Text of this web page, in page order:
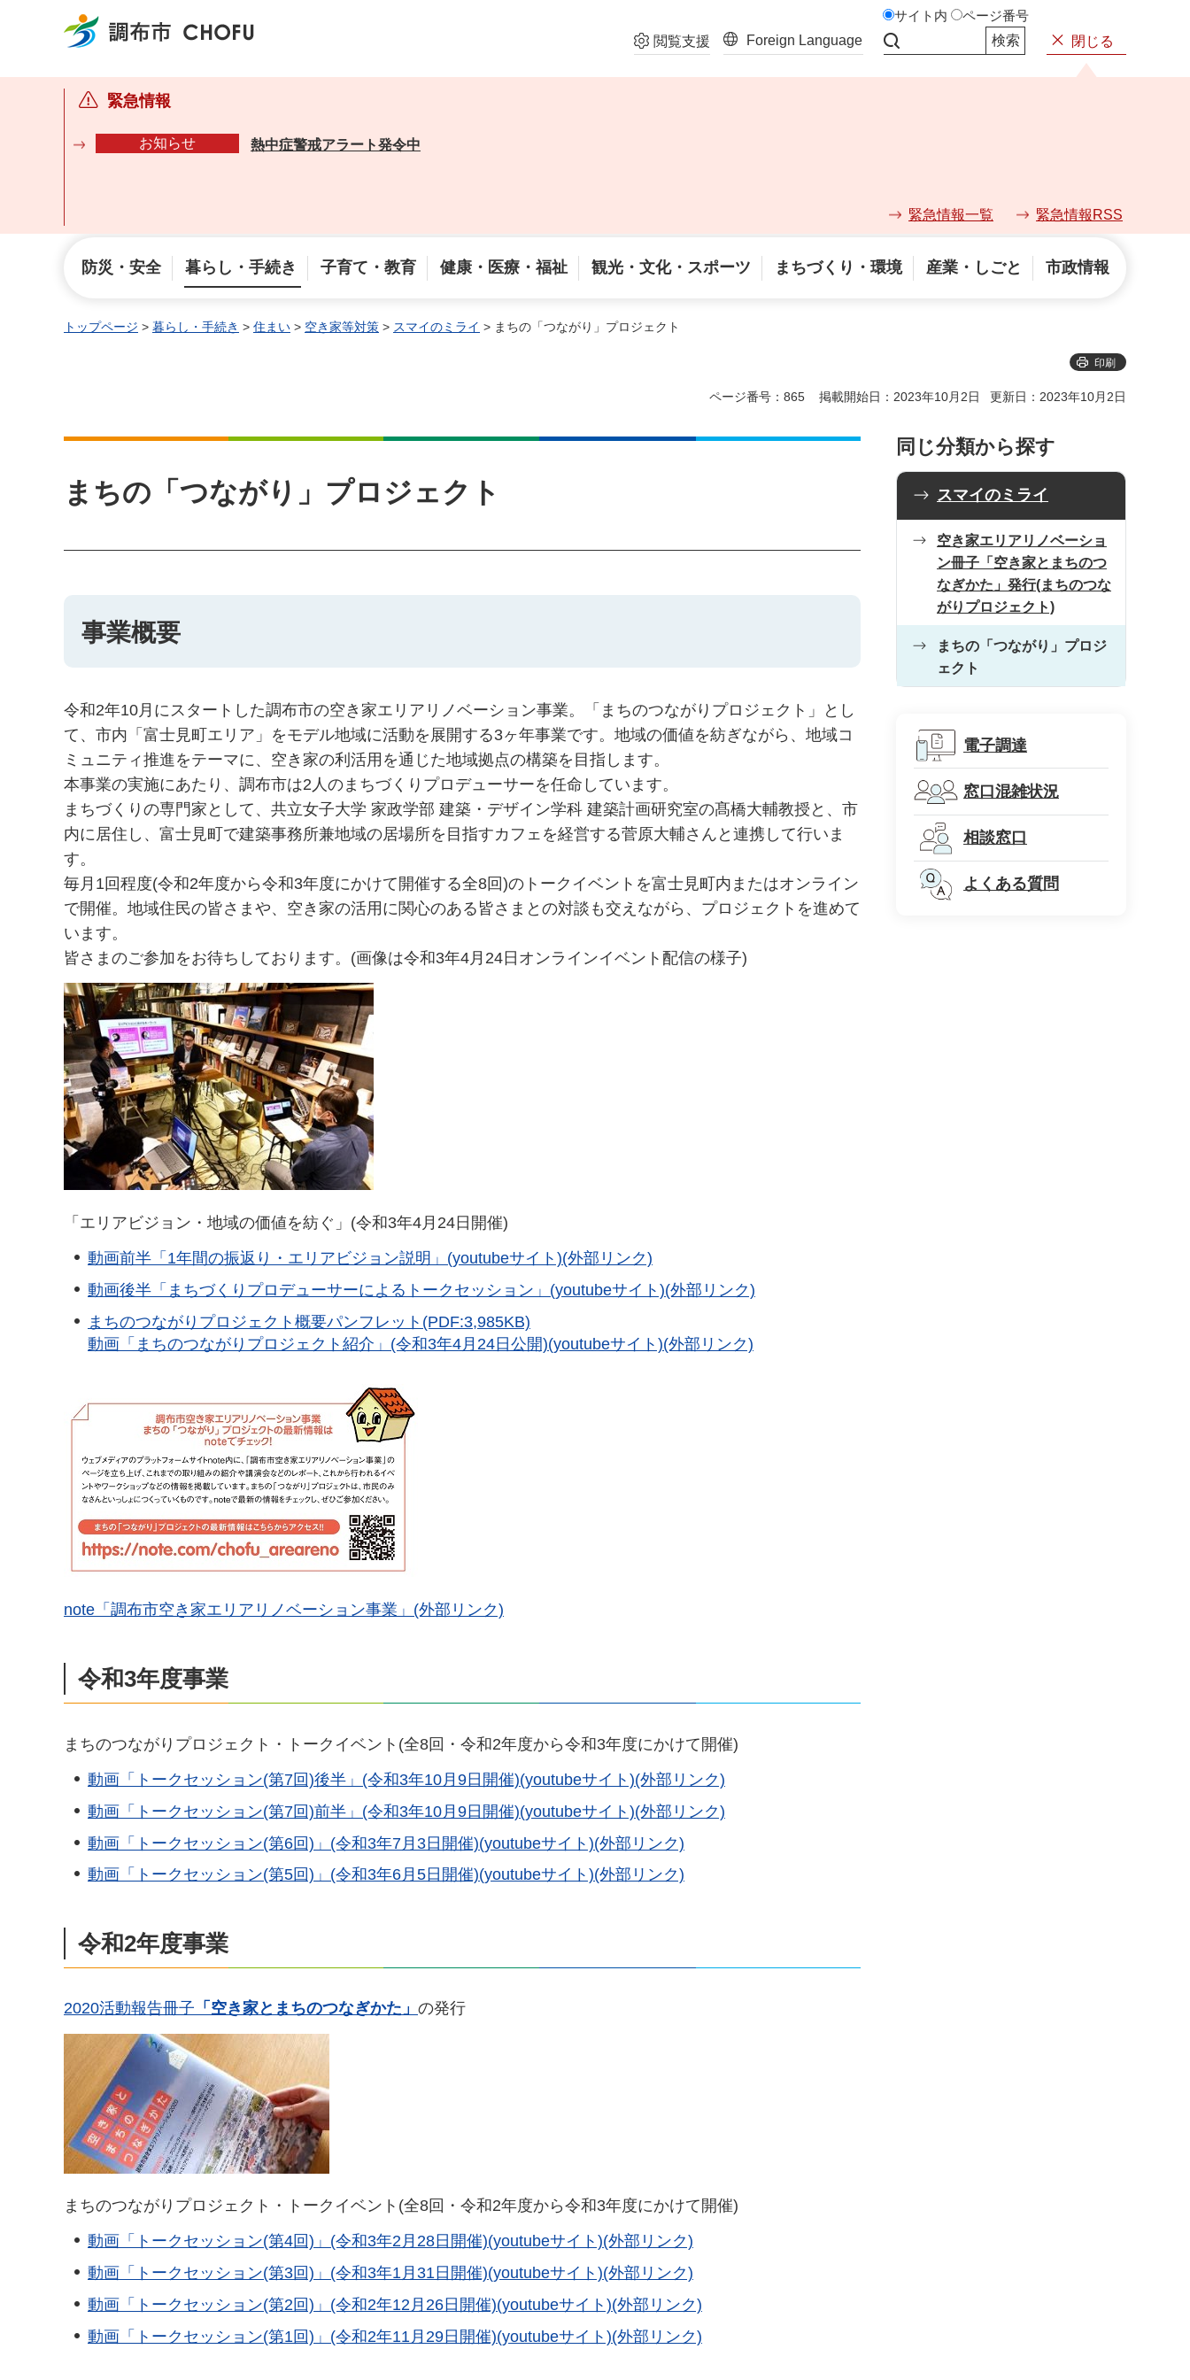
調布市 閲覧支援 Foreign Language
サイト内 ページ番号
閉じる
緊急情報
お知らせ 熱中症警戒アラート発令中
緊急情報一覧 緊急情報RSS
防災・安全 暮らし・手続き 子育て・教育 健康・医療・福祉 観光・文化・スポーツ まちづくり・環境 産業・しごと 市政情報
トップページ > 暮らし・手続き > 住まい > 空き家等対策 > スマイのミライ > まちの「つながり」プロジェクト
印刷
ページ番号：865 掲載開始日：2023年10月2日 更新日：2023年10月2日
まちの「つながり」プロジェクト
事業概要
令和2年10月にスタートした調布市の空き家エリアリノベーション事業。「まちのつながりプロジェクト」とし
て、市内「富士見町エリア」をモデル地域に活動を展開する3ヶ年事業です。地域の価値を紡ぎながら、地域コ
ミュニティ推進をテーマに、空き家の利活用を通じた地域拠点の構築を目指します。
本事業の実施にあたり、調布市は2人のまちづくりプロデューサーを任命しています。
まちづくりの専門家として、共立女子大学 家政学部 建築・デザイン学科 建築計画研究室の髙橋大輔教授と、市
内に居住し、富士見町で建築事務所兼地域の居場所を目指すカフェを経営する菅原大輔さんと連携して行いま
す。
毎月1回程度(令和2年度から令和3年度にかけて開催する全8回)のトークイベントを富士見町内またはオンライン
で開催。地域住民の皆さまや、空き家の活用に関心のある皆さまとの対談も交えながら、プロジェクトを進めて
います。
皆さまのご参加をお待ちしております。(画像は令和3年4月24日オンラインイベント配信の様子)
「エリアビジョン・地域の価値を紡ぐ」(令和3年4月24日開催)
動画前半「1年間の振返り・エリアビジョン説明」(youtubeサイト)(外部リンク)
動画後半「まちづくりプロデューサーによるトークセッション」(youtubeサイト)(外部リンク)
まちのつながりプロジェクト概要パンフレット(PDF:3,985KB)
動画「まちのつながりプロジェクト紹介」(令和3年4月24日公開)(youtubeサイト)(外部リンク)
note「調布市空き家エリアリノベーション事業」(外部リンク)
令和3年度事業
まちのつながりプロジェクト・トークイベント(全8回・令和2年度から令和3年度にかけて開催)
動画「トークセッション(第7回)後半」(令和3年10月9日開催)(youtubeサイト)(外部リンク)
動画「トークセッション(第7回)前半」(令和3年10月9日開催)(youtubeサイト)(外部リンク)
動画「トークセッション(第6回)」(令和3年7月3日開催)(youtubeサイト)(外部リンク)
動画「トークセッション(第5回)」(令和3年6月5日開催)(youtubeサイト)(外部リンク)
令和2年度事業
2020活動報告冊子 「空き家とまちのつなぎかた」 の発行
まちのつながりプロジェクト・トークイベント(全8回・令和2年度から令和3年度にかけて開催)
動画「トークセッション(第4回)」(令和3年2月28日開催)(youtubeサイト)(外部リンク)
動画「トークセッション(第3回)」(令和3年1月31日開催)(youtubeサイト)(外部リンク)
動画「トークセッション(第2回)」(令和2年12月26日開催)(youtubeサイト)(外部リンク)
動画「トークセッション(第1回)」(令和2年11月29日開催)(youtubeサイト)(外部リンク)
同じ分類から探す
スマイのミライ
空き家エリアリノベーショ
ン冊子「空き家とまちのつ
なぎかた」発行(まちのつな
がりプロジェクト)
まちの「つながり」プロジ
ェクト
電子調達
窓口混雑状況
相談窓口
よくある質問